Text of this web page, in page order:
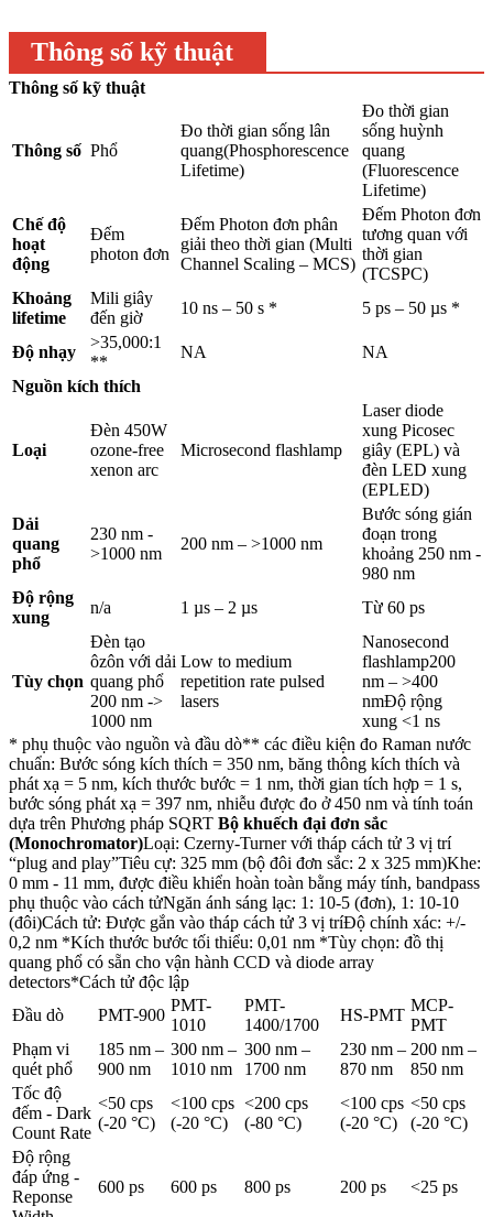
Thông số kỹ thuật
Thông số kỹ thuật
Thông số Phổ
Đo thời gian sống lân
quang(Phosphorescence
Lifetime)
Đo thời gian
sống huỳnh
quang
(Fluorescence
Lifetime)
Chế độ
hoạt
động
Đếm
photon đơn
Đếm Photon đơn phân
giải theo thời gian (Multi
Channel Scaling – MCS)
Đếm Photon đơn
tương quan với
thời gian
(TCSPC)
Khoảng
lifetime
Mili giây
đến giờ
10 ns – 50 s * 5 ps – 50 µs *
Độ nhạy
>35,000:1
**
NA
NA
Nguồn kích thích
Loại
Đèn 450W
ozone-free
xenon arc
Microsecond flashlamp
Laser diode
xung Picosec
giây (EPL) và
đèn LED xung
(EPLED)
Dải
quang
phổ
230 nm -
>1000 nm
200 nm – >1000 nm
Bước sóng gián
đoạn trong
khoảng 250 nm -
980 nm
Độ rộng
xung
n/a 1 µs – 2 µs Từ 60 ps
Tùy chọn
Đèn tạo
ôzôn với dải
quang phổ
200 nm ->
1000 nm
Low to medium
repetition rate pulsed
lasers
Nanosecond
flashlamp200
nm – >400
nmĐộ rộng
xung <1 ns
* phụ thuộc vào nguồn và đầu dò** các điều kiện đo Raman nước
chuẩn: Bước sóng kích thích = 350 nm, băng thông kích thích và
phát xạ = 5 nm, kích thước bước = 1 nm, thời gian tích hợp = 1 s,
bước sóng phát xạ = 397 nm, nhiễu được đo ở 450 nm và tính toán
dựa trên Phương pháp SQRT Bộ khuếch đại đơn sắc
(Monochromator)Loại: Czerny-Turner với tháp cách tử 3 vị trí
“plug and play”Tiêu cự: 325 mm (bộ đôi đơn sắc: 2 x 325 mm)Khe:
0 mm - 11 mm, được điều khiển hoàn toàn bằng máy tính, bandpass
phụ thuộc vào cách tửNgăn ánh sáng lạc: 1: 10-5 (đơn), 1: 10-10
(đôi)Cách tử: Được gắn vào tháp cách tử 3 vị tríĐộ chính xác: +/-
0,2 nm *Kích thước bước tối thiểu: 0,01 nm *Tùy chọn: đồ thị
quang phổ có sẵn cho vận hành CCD và diode array
detectors*Cách tử độc lập
Đầu dò
PMT-900
PMT-
1010
PMT-
1400/1700
HS-PMT
MCP-
PMT
Phạm vi
quét phổ
185 nm –
900 nm
300 nm –
1010 nm
300 nm –
1700 nm
230 nm –
870 nm
200 nm –
850 nm
Tốc độ
đếm - Dark
Count Rate
<50 cps
(-20 °C)
<100 cps
(-20 °C)
<200 cps
(-80 °C)
<100 cps
(-20 °C)
<50 cps
(-20 °C)
Độ rộng
đáp ứng -
Reponse
600 ps 600 ps 800 ps 200 ps <25 ps